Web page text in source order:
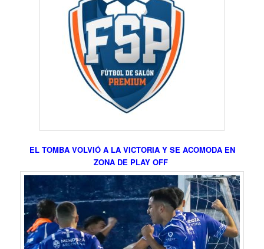
EL TOMBA VOLVIÓ A LA VICTORIA Y SE ACOMODA EN
ZONA DE PLAY OFF